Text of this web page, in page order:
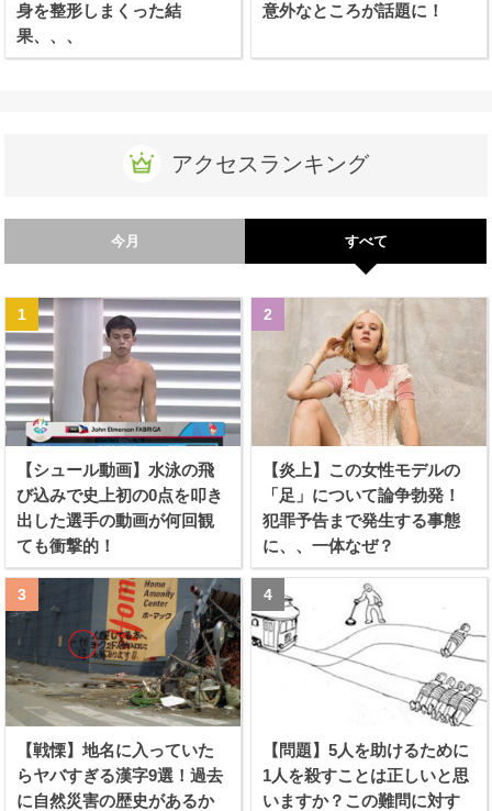
身を整形しまくった結
果、、、
意外なところが話題に！
アクセスランキング
今月 すべて
【シュール動画】水泳の飛
び込みで史上初の0点を叩き
出した選手の動画が何回観
ても衝撃的！
【炎上】この女性モデルの
「足」について論争勃発！
犯罪予告まで発生する事態
に、、一体なぜ？
【戦慄】地名に入っていた
らヤバすぎる漢字9選！過去
に自然災害の歴史があるか
【問題】5人を助けるために
1人を殺すことは正しいと思
いますか？この難問に対す